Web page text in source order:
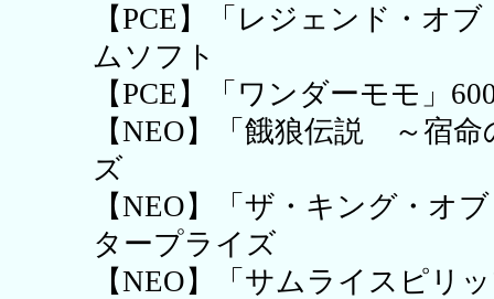
【PCE】「レジェンド・オ
ムソフト
【PCE】「ワンダーモモ」
【NEO】「餓狼伝説 ～宿
ズ
【NEO】「ザ・キング・オ
タープライズ
【NEO】「サムライスピリ